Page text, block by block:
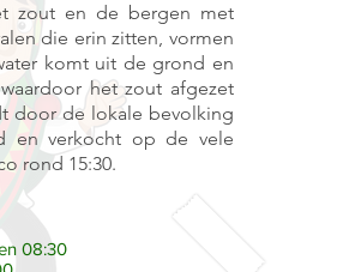
zout en de bergen met
die erin zitten, vormen
komt uit de grond en
het zout afgezet
door de lokale bevolking
en verkocht op de vele
rond 15:30.
08:30